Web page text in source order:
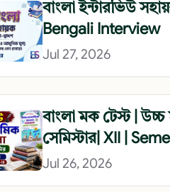
বাংলা ইন্টারভিউ
Bengali Interview
Jul 27, 2026
বাংলা মক টেস্ট | উচ্চ
সেমিস্টার| XII |
Jul 26, 2026